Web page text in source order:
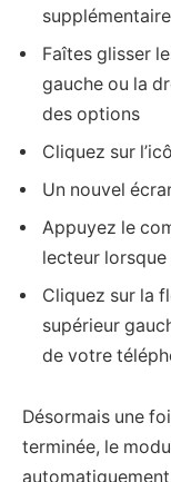
Faîtes glisser
gauche ou la
des options
Cliquez sur
Un nouvel
Appuyez le
lecteur lorsque
Cliquez sur la
supérieur
de votre
Désormais une
terminée, le